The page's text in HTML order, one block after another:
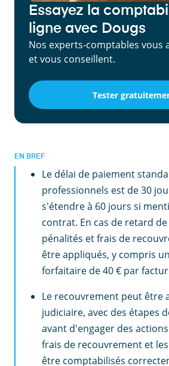
Essayez la
ligne avec Dougs
Nos experts-comptables vous
et vous conseillent.
Tester
EN BREF
Le délai de paiement
professionnels est de 30
s'étendre à 60 jours si
contrat. En cas de retard
pénalités et frais de
être appliqués, y compris
forfaitaire de 40 € par
Le recouvrement peut être
judiciaire, avec des étapes
avant d'engager des
frais de recouvrement et
être comptabilisés